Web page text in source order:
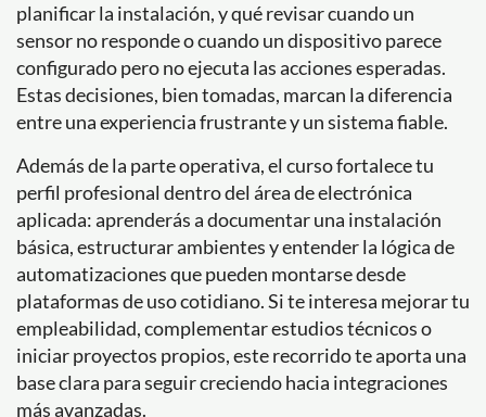
planificar la instalación, y qué revisar cuando un
sensor no responde o cuando un dispositivo parece
configurado pero no ejecuta las acciones esperadas.
Estas decisiones, bien tomadas, marcan la diferencia
entre una experiencia frustrante y un sistema fiable.
Además de la parte operativa, el curso fortalece tu
perfil profesional dentro del área de electrónica
aplicada: aprenderás a documentar una instalación
básica, estructurar ambientes y entender la lógica de
automatizaciones que pueden montarse desde
plataformas de uso cotidiano. Si te interesa mejorar tu
empleabilidad, complementar estudios técnicos o
iniciar proyectos propios, este recorrido te aporta una
base clara para seguir creciendo hacia integraciones
más avanzadas.